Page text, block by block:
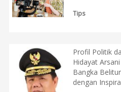
Tips
Profil Politik
Hidayat
Bangka
dengan